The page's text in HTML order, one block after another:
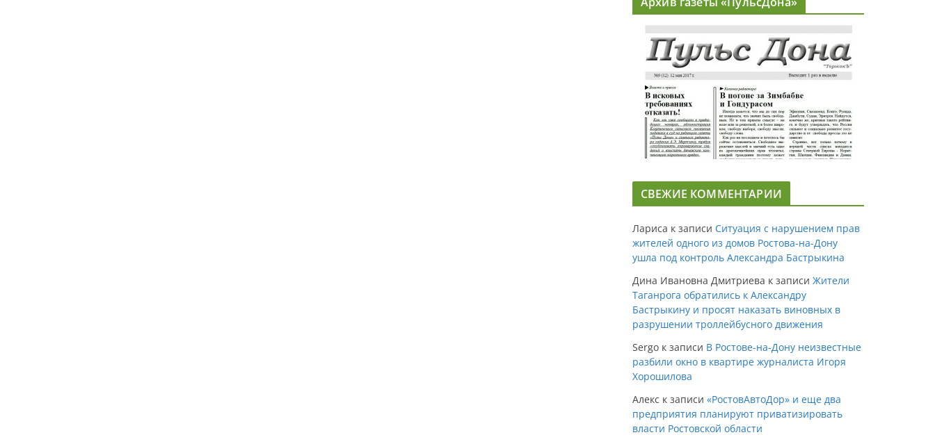
СВЕЖИЕ КОММЕНТАРИИ
Лариса к записи Ситуация с нарушением прав
жителей одного из домов Ростова-на-Дону
ушла под контроль Александра Бастрыкина
Дина Ивановна Дмитриева к записи Жители
Таганрога обратились к Александру
Бастрыкину и просят наказать виновных в
разрушении троллейбусного движения
Sergo к записи В Ростове-на-Дону неизвестные
разбили окно в квартире журналиста Игоря
Хорошилова
Алекс к записи «РостовАвтоДор» и еще два
предприятия планируют приватизировать
власти Ростовской области